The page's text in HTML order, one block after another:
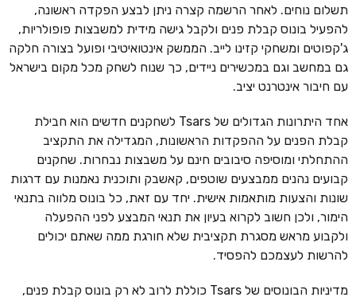
תשלום נוחים. לאחר הרשמה קצרה ניתן לבצע הפקדה ראשונה,
להפעיל בונוס קבלת פנים ולקבל גישה מידית למשבצות פופולריות,
ג'קפוטים ומשחקי קזינו לייב. הממשק אינטואיטיבי ופועל בצורה חלקה
גם במחשב וגם במכשירים ניידים, כך שנוח לשחק מכל מקום בישראל
עם חיבור אינטרנט יציב.
אחד היתרונות הגדולים של Tsars לשחקנים חדשים הוא חבילת
קבלת הפנים על ההפקדות הראשונות, המגדילה את התקציב
ההתחלתי ומוסיפה סיבובים חינם על משבצות נבחרות. שחקנים
קבועים נהנים ממבצעים שוטפים, קאשבק ותוכנית נאמנות עם דרגות
שונות והצעות מותאמות אישית. יחד עם זאת, כל בונוס מלווה בתנאי
הימור, ולכן חשוב לקרוא בעיון את תנאי המבצע לפני ההפעלה
ולקבוע מראש מסגרת תקציבית שלא חורגת ממה שאתם יכולים
להרשות לעצמכם להפסיד.
מדיניות הבונוסים של Tsars כוללת לרוב לא רק בונוס קבלת פנים,